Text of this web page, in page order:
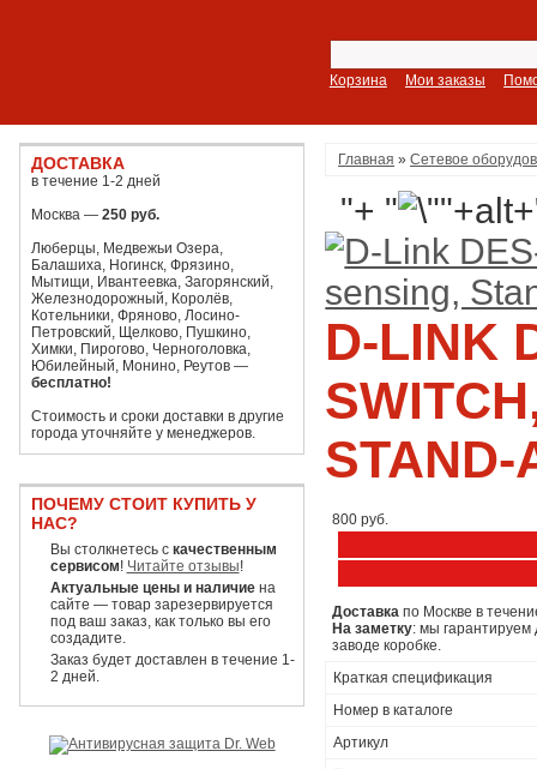
Корзина Мои заказы
ДОСТАВКА
в течение 1-2 дней
Москва — 250 руб.
Люберцы, Медвежьи Озера,
Балашиха, Ногинск, Фрязино,
Мытищи, Ивантеевка, Загорянский,
Железнодорожный, Королёв,
Котельники, Фряново, Лосино-
Петровский, Щелково, Пушкино,
Химки, Пирогово, Черноголовка,
Юбилейный, Монино, Реутов —
бесплатно!
Стоимость и сроки доставки в другие
города уточняйте у менеджеров.
ПОЧЕМУ СТОИТ КУПИТЬ У
НАС?
Вы столкнетесь с качественным
сервисом! Читайте отзывы!
Актуальные цены и наличиена
сайте — товар зарезервируется
под ваш заказ, как только вы его
создадите.
Заказ будет доставлен в течение 1-
2 дней.
Главная »Сетевое
"+ "
D-LINK
STAND-
800 руб.
Доставка по Москве в
На заметку: мы гарантируем
заводе коробке.
Краткая спецификация
Номер в каталоге
Артикул